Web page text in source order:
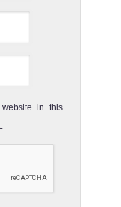
Amie est un bateau
de Croisière
in this